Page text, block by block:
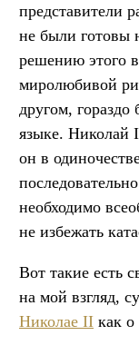
представители
не были готовы
решению этого
миролюбивой
другом,
языке. Николай
он в
необходимо
не избежать
Вот такие есть
на мой взгляд,
Николае II как о